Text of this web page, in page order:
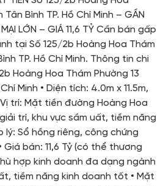
Bình TP. Hồ Chí Minh – GẦN
LỚN – GIÁ 11,6 TỶ Cần bán gấp
tại Số 125/2b Hoàng Hoa Thám
TP. Hồ Chí Minh. Thông tin chi
Hoàng Hoa Thám Phường 13
Minh • Diện tích: 4.0m x 11.5m,
trí: Mặt tiền đường Hoàng Hoa
trí, khu vực sầm uất, tiềm năng
lý: Sổ hồng riêng, công chứng
bán: 11,6 Tỷ (có thể thương
hợp kinh doanh đa dạng ngành
tiềm năng kinh doanh tốt • Mặt